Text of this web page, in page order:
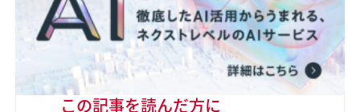
この記事を読んだ方に